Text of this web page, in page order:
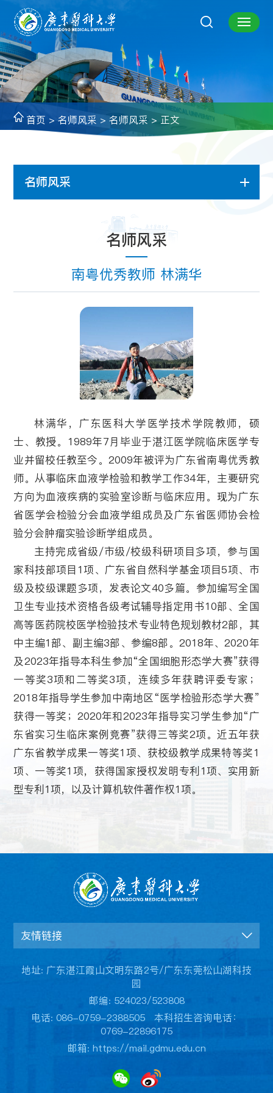
首页 >名师风采 >名师风采 > 正文
名师风采
名师风采
南粤优秀教师 林满华
林满华，广东医科大学医学技术学院教师，硕
士、教授。1989年7月毕业于湛江医学院临床医学专
业并留校任教至今。2009年被评为广东省南粤优秀教
师。从事临床血液学检验和教学工作34年，主要研究
方向为血液疾病的实验室诊断与临床应用。现为广东
省医学会检验分会血液学组成员及广东省医师协会检
验分会肿瘤实验诊断学组成员。
主持完成省级/市级/校级科研项目多项，参与国
家科技部项目1项、广东省自然科学基金项目5项、市
级及校级课题多项，发表论文40多篇。参加编写全国
卫生专业技术资格各级考试辅导指定用书10部、全国
高等医药院校医学检验技术专业特色规划教材2部，其
中主编1部、副主编3部、参编8部。2018年、2020年
及2023年指导本科生参加“全国细胞形态学大赛”获得
一等奖3项和二等奖3项，连续多年获聘评委专家；
2018年指导学生参加中南地区“医学检验形态学大赛”
获得一等奖；2020年和2023年指导实习学生参加“广
东省实习生临床案例竞赛”获得三等奖2项。近五年获
广东省教学成果一等奖1项、获校级教学成果特等奖1
项、一等奖1项，获得国家授权发明专利1项、实用新
型专利1项，以及计算机软件著作权1项。
友情链接
地址: 广东湛江霞山文明东路2号/广东东莞松山湖科技
园
邮编: 524023/523808
电话: 086-0759-2388505 本科招生咨询电话：
0769-22896175
邮箱: https://mail.gdmu.edu.cn